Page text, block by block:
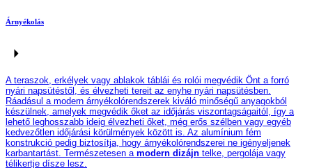
Árnyékolás
A teraszok, erkélyek vagy ablakok táblái és rolói megvédik Önt a forró
nyári napsütéstől, és élvezheti tereit az enyhe nyári napsütésben.
Ráadásul a modern árnyékolórendszerek kiváló minőségű anyagokból
készülnek , amelyek megvédik őket az időjárás viszontagságaitól , így a
lehető leghosszabb ideig élvezheti őket, még erős szélben vagy egyéb
kedvezőtlen időjárási körülmények között is. Az alumínium fém
konstrukció pedig biztosítja, hogy árnyékolórendszerei ne igényeljenek
karbantartást. Természetesen a modern dizájn telke, pergolája vagy
télikertje dísze lesz